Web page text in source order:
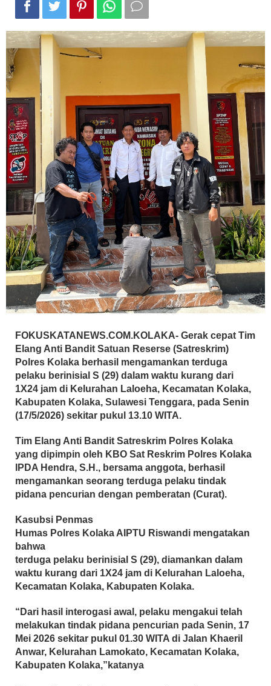
FOKUSKATANEWS.COM.KOLAKA- Gerak cepat Tim
Elang Anti Bandit Satuan Reserse (Satreskrim)
Polres Kolaka berhasil mengamankan terduga
pelaku berinisial S (29) dalam waktu kurang dari
1X24 jam di Kelurahan Laloeha, Kecamatan Kolaka,
Kabupaten Kolaka, Sulawesi Tenggara, pada Senin
(17/5/2026) sekitar pukul 13.10 WITA.
Tim Elang Anti Bandit Satreskrim Polres Kolaka
yang dipimpin oleh KBO Sat Reskrim Polres Kolaka
IPDA Hendra, S.H., bersama anggota, berhasil
mengamankan seorang terduga pelaku tindak
pidana pencurian dengan pemberatan (Curat).
Kasubsi Penmas
Humas Polres Kolaka AIPTU Riswandi mengatakan
bahwa
terduga pelaku berinisial S (29), diamankan dalam
waktu kurang dari 1X24 jam di Kelurahan Laloeha,
Kecamatan Kolaka, Kabupaten Kolaka.
“Dari hasil interogasi awal, pelaku mengakui telah
melakukan tindak pidana pencurian pada Senin, 17
Mei 2026 sekitar pukul 01.30 WITA di Jalan Khaeril
Anwar, Kelurahan Lamokato, Kecamatan Kolaka,
Kabupaten Kolaka,”katanya